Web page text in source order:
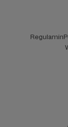
Regulamin